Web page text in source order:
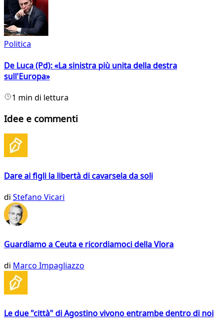
Politica
De Luca (Pd): «La sinistra più unita della destra
sull'Europa»
1 min di lettura
Idee e commenti
Dare ai figli la libertà di cavarsela da soli
di Stefano Vicari
Guardiamo a Ceuta e ricordiamoci della Vlora
di Marco Impagliazzo
Le due "città" di Agostino vivono entrambe dentro di noi